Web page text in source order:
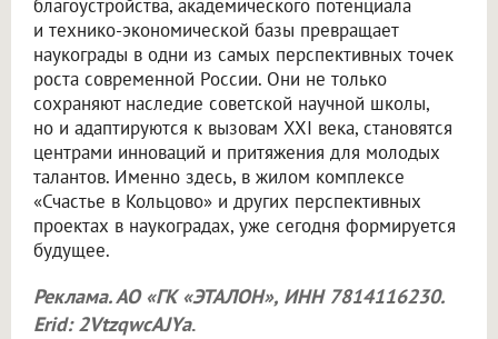
благоустройства, академического потенциала
и технико-экономической базы превращает
наукограды в одни из самых перспективных точек
роста современной России. Они не только
сохраняют наследие советской научной школы,
но и адаптируются к вызовам XXI века, становятся
центрами инноваций и притяжения для молодых
талантов. Именно здесь, в жилом комплексе
«Счастье в Кольцово» и других перспективных
проектах в наукоградах, уже сегодня формируется
будущее.
Реклама. АО «ГК «ЭТАЛОН», ИНН 7814116230.
Erid: 2VtzqwcAJYa.